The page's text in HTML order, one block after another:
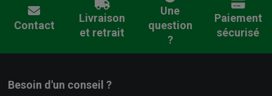
Contact
Livraison
et retrait
Une
question
?
Paiement
sécurisé
Besoin d'un conseil ?